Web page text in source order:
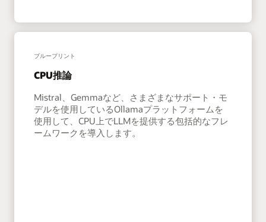
ブループリント
CPU推論
Mistral、Gemmaなど、さまざまなサポート・モ
デルを使用しているOllamaプラットフォームを
使用して、CPU上でLLMを提供する包括的なフレ
ームワークを導入します。